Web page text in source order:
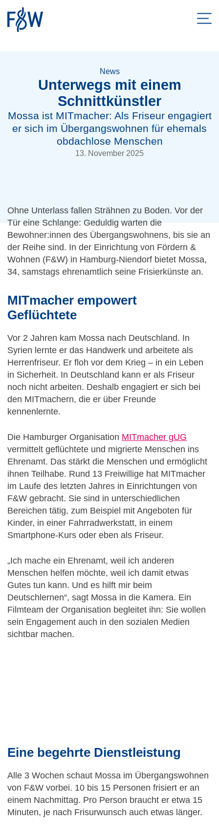
ZUR SUCHE SPRINGENNews
Unterwegs mit einem
Schnittkünstler
Mossa ist MITmacher: Als Friseur engagiert
er sich im Übergangswohnen für ehemals
obdachlose Menschen
13. November 2025
Ohne Unterlass fallen Strähnen zu Boden. Vor der
Tür eine Schlange: Geduldig warten die
Bewohner:innen des Übergangswohnens, bis sie an
der Reihe sind. In der Einrichtung von Fördern &
Wohnen (F&W) in Hamburg-Niendorf bietet Mossa,
34, samstags ehrenamtlich seine Frisierkünste an.
MITmacher empowert
Geflüchtete
Vor 2 Jahren kam Mossa nach Deutschland. In
Syrien lernte er das Handwerk und arbeitete als
Herrenfriseur. Er floh vor dem Krieg – in ein Leben
in Sicherheit. In Deutschland kann er als Friseur
noch nicht arbeiten. Deshalb engagiert er sich bei
den MITmachern, die er über Freunde
kennenlernte.
Die Hamburger Organisation MITmacher gUG
vermittelt geflüchtete und migrierte Menschen ins
Ehrenamt. Das stärkt die Menschen und ermöglicht
ihnen Teilhabe. Rund 13 Freiwillige hat MITmacher
im Laufe des letzten Jahres in Einrichtungen von
F&W gebracht. Sie sind in unterschiedlichen
Bereichen tätig, zum Beispiel mit Angeboten für
Kinder, in einer Fahrradwerkstatt, in einem
Smartphone-Kurs oder eben als Friseur.
„Ich mache ein Ehrenamt, weil ich anderen
Menschen helfen möchte, weil ich damit etwas
Gutes tun kann. Und es hilft mir beim
Deutschlernen“, sagt Mossa in die Kamera. Ein
Filmteam der Organisation begleitet ihn: Sie wollen
sein Engagement auch in den sozialen Medien
sichtbar machen.
Eine begehrte Dienstleistung
Alle 3 Wochen schaut Mossa im Übergangswohnen
von F&W vorbei. 10 bis 15 Personen frisiert er an
einem Nachmittag. Pro Person braucht er etwa 15
Minuten, je nach Frisurwunsch auch etwas länger.